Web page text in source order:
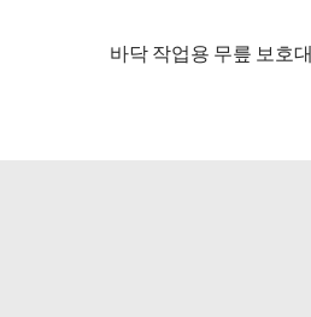
바닥 작업용 무릎 보호대